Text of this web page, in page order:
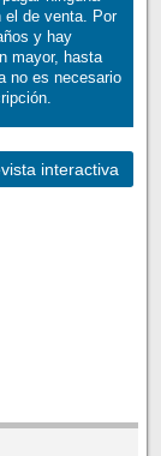
el de venta. Por
y hay
mayor, hasta
no es necesario
interactiva